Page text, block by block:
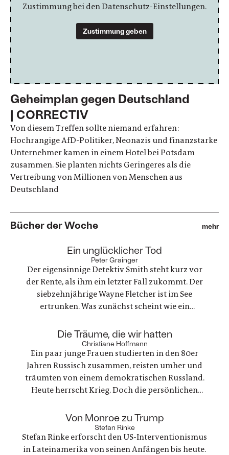
Zustimmung bei den Datenschutz-Einstellungen.
Zustimmung geben
Geheimplan gegen Deutschland
| CORRECTIV
Von diesem Treffen sollte niemand erfahren:
Hochrangige AfD-Politiker, Neonazis und finanzstarke
Unternehmer kamen in einem Hotel bei Potsdam
zusammen. Sie planten nichts Geringeres als die
Vertreibung von Millionen von Menschen aus
Deutschland
Bücher der Woche mehr
Ein unglücklicher Tod
Peter Grainger
Der eigensinnige Detektiv Smith steht kurz vor
der Rente, als ihm ein letzter Fall zukommt. Der
siebzehnjährige Wayne Fletcher ist im See
ertrunken. Was zunächst scheint wie ein
anderes heraus. Es geht um nichts weniger als die
große Frage nach Gerechtigkeit. Eine
nervenaufreibende Ermittlung beginnt
Die Träume, die wir hatten
Christiane Hoffmann
Ein paar junge Frauen studierten in den 80er
Jahren Russisch zusammen, reisten umher und
träumten von einem demokratischen Russland.
Heute herrscht Krieg. Doch die persönlichen
gerade als eine der Frauen stirbt. Ein Buch über
Trauer und Hoffnung in deutsch-ukranisch-
russischen Beziehungen
Von Monroe zu Trump
Stefan Rinke
Stefan Rinke erforscht den US-Interventionismus
in Lateinamerika von seinen Anfängen bis heute.